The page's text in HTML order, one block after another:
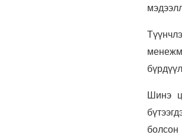
Шинэ